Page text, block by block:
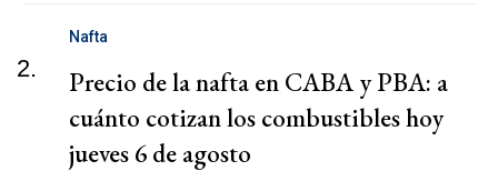
2.
Nafta
Precio de la nafta en CABA y PBA: a
cuánto cotizan los combustibles hoy
jueves 6 de agosto